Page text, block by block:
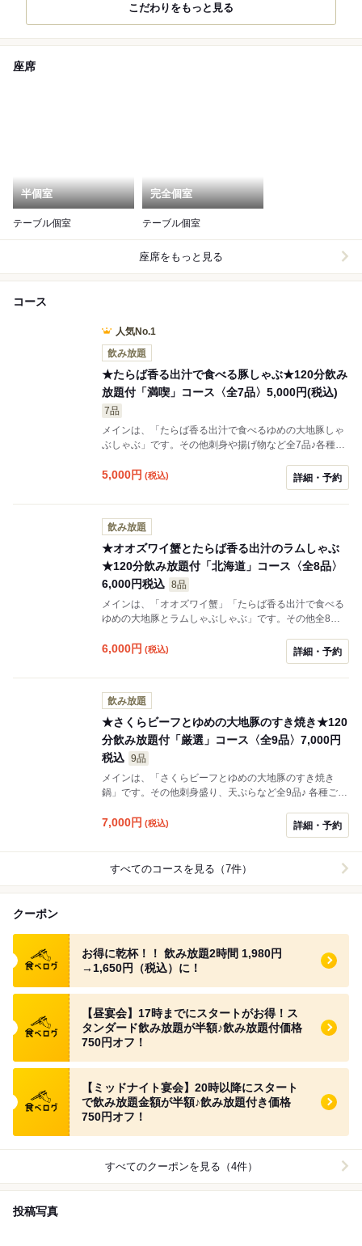
こだわりをもっと見る
座席
半個室
テーブル個室
完全個室
テーブル個室
座席をもっと見る
コース
人気No.1
飲み放題
★たらば香る出汁で食べる豚しゃぶ★120分飲み
放題付「満喫」コース〈全7品〉5,000円(税込)
7品
メインは、「たらば香る出汁で食べるゆめの大地豚しゃ
ぶしゃぶ」です。その他刺身や揚げ物など全7品♪各種ご
イロ蒸し」に変更可。変更の場合はご予約時備考欄に記
載いただくか、店舗へ直接ご連絡ください。ご希望のな
い場合はしゃぶしゃぶでのご提供となります。
5,000円 (税込) 詳細・予約
飲み放題
★オオズワイ蟹とたらば香る出汁のラムしゃぶ
★120分飲み放題付「北海道」コース〈全8品〉
6,000円税込 8品
メインは、「オオズワイ蟹」「たらば香る出汁で食べる
ゆめの大地豚とラムしゃぶしゃぶ」です。その他全8品♪
のセイロ蒸し」に変更可。変更の場合はご予約時備考欄
に記載いただくか、店舗へ直接ご連絡ください。ご希望
のない場合はしゃぶしゃぶでのご提供となります。
6,000円 (税込) 詳細・予約
飲み放題
★さくらビーフとゆめの大地豚のすき焼き★120
分飲み放題付「厳選」コース〈全9品〉7,000円
税込 9品
メインは、「さくらビーフとゆめの大地豚のすき焼き
鍋」です。その他刺身盛り、天ぷらなど全9品♪ 各種ご宴
ロ蒸し」に変更可。変更の場合はご予約時備考欄に記載
いただくか、店舗へ直接ご連絡ください。ご希望のない
場合はしゃぶしゃぶでのご提供となります。
7,000円 (税込) 詳細・予約
すべてのコースを見る（7件）
クーポン
食べログ クーポン
お得に乾杯！！ 飲み放題2時間 1,980円
→1,650円（税込）に！
食べログ クーポン
【昼宴会】17時までにスタートがお得！ス
タンダード飲み放題が半額♪飲み放題付価格
750円オフ！
食べログ クーポン
【ミッドナイト宴会】20時以降にスタート
で飲み放題金額が半額♪飲み放題付き価格
750円オフ！
すべてのクーポンを見る（4件）
投稿写真